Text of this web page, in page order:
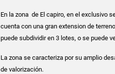
En la zona de El capiro, en el exclusivo
cuenta con una gran extension de
puede subdividir en 3 lotes, o se puede
La zona se caracteriza por su amplio
de valorización.